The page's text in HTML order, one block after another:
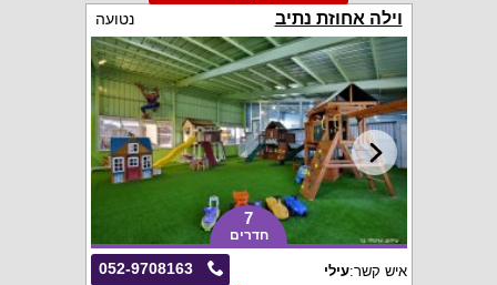
וילה אחוזת נתיב נטועה
7
חדרים
052-9708163 איש קשר:עילי